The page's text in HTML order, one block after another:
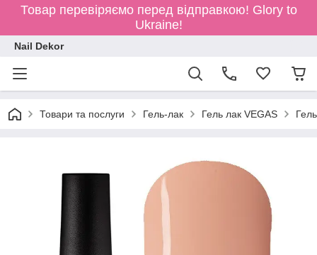
Товар перевіряємо перед відправкою! Glory to
Ukraine!
Nail Dekor
Товари та послуги Гель-лак Гель лак VEGAS